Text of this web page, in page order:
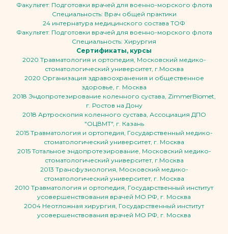
Факультет: Подготовки врачей для военно-морского флота
Специальность: Врач общей практики
24 интернатура медицинского состава ТОФ
Факультет: Подготовки врачей для военно-морского флота
Специальность: Хирургия
Сертификаты, курсы
2020 Травматология и ортопедия, Московский медико-
стоматологический университет, г.Москва
2020 Организация здравоохранения и общественное
здоровье, г. Москва
2018 Эндопротезирование коленного сустава, ZimmerBiomet,
г. Ростов на Дону
2018 Артроскопия коленного сустава, Ассоциация ДПО
"ОЦВМТ", г. Казань
2015 Травматология и ортопедия, Государственный медико-
стоматологический университет, г. Москва
2015 Тотальное эндопротезирование, Московский медико-
стоматологический университет, г.Москва
2013 Трансфузиология, Московский медико-
стоматологический университет, г. Москва
2010 Травматология и ортопедия, Государственный институт
усовершенствования врачей МО РФ, г. Москва
2004 Неотложная хирургия, Государственный институт
усовершенствования врачей МО РФ, г. Москва